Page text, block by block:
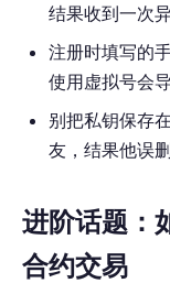
结果收到一次
注册时填写的
使用虚拟号会
别把私钥保存
友，结果他误
进阶话题：
合约交易